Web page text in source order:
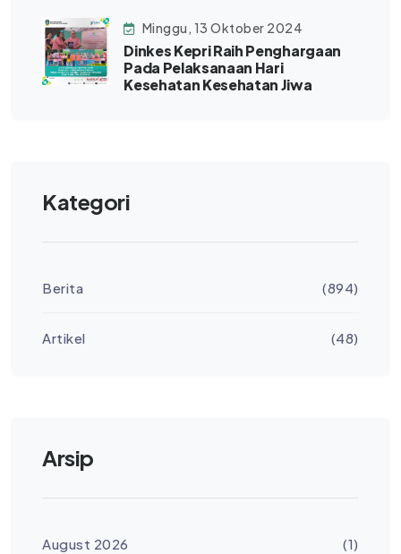
Minggu, 13 Oktober 2024
Dinkes Kepri Raih Penghargaan
Pada Pelaksanaan Hari
Kesehatan Kesehatan Jiwa
Kategori
Berita (894)
Artikel (48)
Arsip
August 2026 (1)